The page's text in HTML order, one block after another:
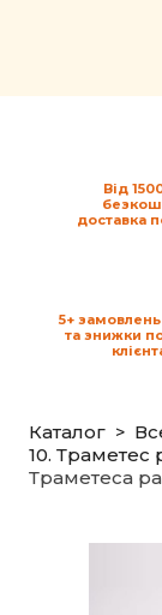
Від
доставка
5+
та знижки
Каталог
10.
Траметеса